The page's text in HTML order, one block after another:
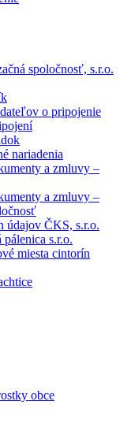
spoločnosť, s.r.o.
o pripojenie
nariadenia
a zmluvy –
a zmluvy –
údajov ČKS, s.r.o.
s.r.o.
miesta cintorín
obce